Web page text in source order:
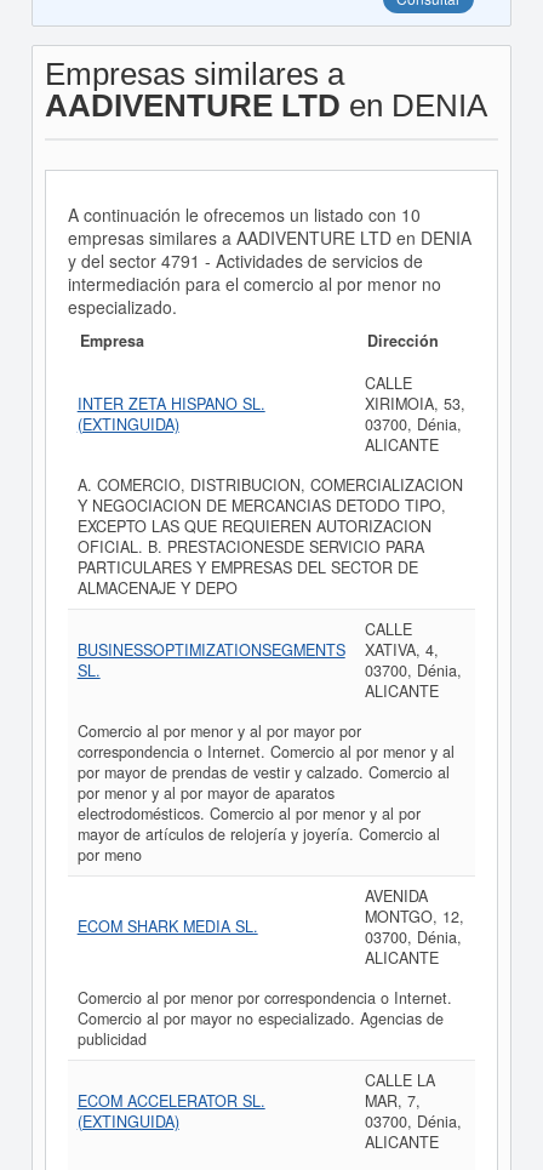
Empresas similares a
AADIVENTURE LTD en DENIA
A continuación le ofrecemos un listado con 10
empresas similares a AADIVENTURE LTD en DENIA
y del sector 4791 - Actividades de servicios de
intermediación para el comercio al por menor no
especializado.
Empresa Dirección
INTER ZETA HISPANO SL.
(EXTINGUIDA)
CALLE
XIRIMOIA, 53,
03700, Dénia,
ALICANTE
A. COMERCIO, DISTRIBUCION, COMERCIALIZACION
Y NEGOCIACION DE MERCANCIAS DETODO TIPO,
EXCEPTO LAS QUE REQUIEREN AUTORIZACION
OFICIAL. B. PRESTACIONESDE SERVICIO PARA
PARTICULARES Y EMPRESAS DEL SECTOR DE
ALMACENAJE Y DEPO
BUSINESSOPTIMIZATIONSEGMENTS
SL.
CALLE
XATIVA, 4,
03700, Dénia,
ALICANTE
Comercio al por menor y al por mayor por
correspondencia o Internet. Comercio al por menor y al
por mayor de prendas de vestir y calzado. Comercio al
por menor y al por mayor de aparatos
electrodomésticos. Comercio al por menor y al por
mayor de artículos de relojería y joyería. Comercio al
por meno
ECOM SHARK MEDIA SL.
AVENIDA
MONTGO, 12,
03700, Dénia,
ALICANTE
Comercio al por menor por correspondencia o Internet.
Comercio al por mayor no especializado. Agencias de
publicidad
ECOM ACCELERATOR SL.
(EXTINGUIDA)
CALLE LA
MAR, 7,
03700, Dénia,
ALICANTE